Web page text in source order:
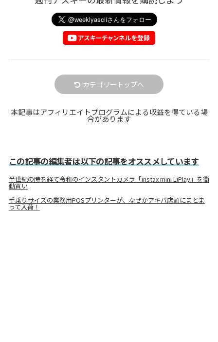
カテゴリートップへ
本記事はアフィリエイトプログラムによる収益を得ている場
合があります
この記事の編集者は以下の記事をオススメしています
半世紀の時を経て令和のインスタントカメラ「instax mini LiPlay」を衝
動買い
手乗りサイズの業務用POSプリンターが、なぜかアキバ店頭にまとま
って入荷！